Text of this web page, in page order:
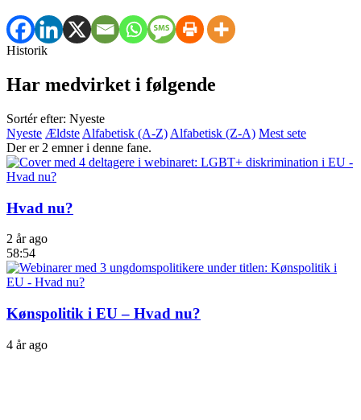
Historik
Har medvirket i følgende
Sortér efter: Nyeste
Nyeste Ældste Alfabetisk (A-Z) Alfabetisk (Z-A) Mest sete
Der er 2 emner i denne fane.
Hvad nu?
2 år ago
58:54
Kønspolitik i EU – Hvad nu?
4 år ago